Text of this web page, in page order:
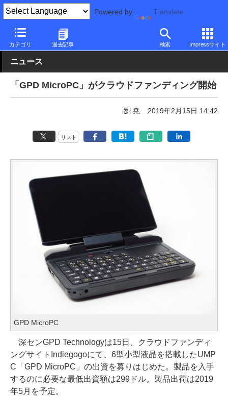
Powered by Translate
カテゴリ 過去記事 検索 Impressサイト
PC Watch パソコン/タブレット/スマートフォン モバイルノート
ニュース
「GPD MicroPC」がクラウドファンディング開始
劉 尭 2019年2月15日 14:42
リスト
GPD MicroPC
深センGPD Technologyは15日、クラウドファンディ
ングサイトIndiegogoにて、6型小型液晶を搭載したUMP
C「GPD MicroPC」の出資を募りはじめた。製品を入手
するのに必要な最低出資額は299ドル。製品出荷は2019
年5月を予定。